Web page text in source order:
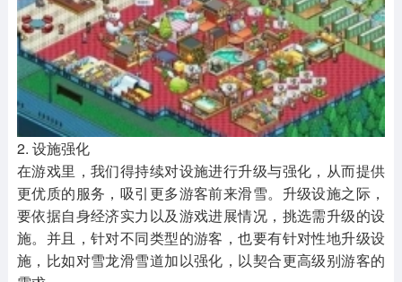
2. 设施强化
在游戏里，我们得持续对设施进行升级与强化，从而提供
更优质的服务，吸引更多游客前来滑雪。升级设施之际，
要依据自身经济实力以及游戏进展情况，挑选需升级的设
施。并且，针对不同类型的游客，也要有针对性地升级设
施，比如对雪龙滑雪道加以强化，以契合更高级别游客的